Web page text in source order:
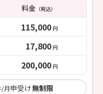
料金（税込）
115,000 円
17,800 円
200,000 円
/月申受け無制限